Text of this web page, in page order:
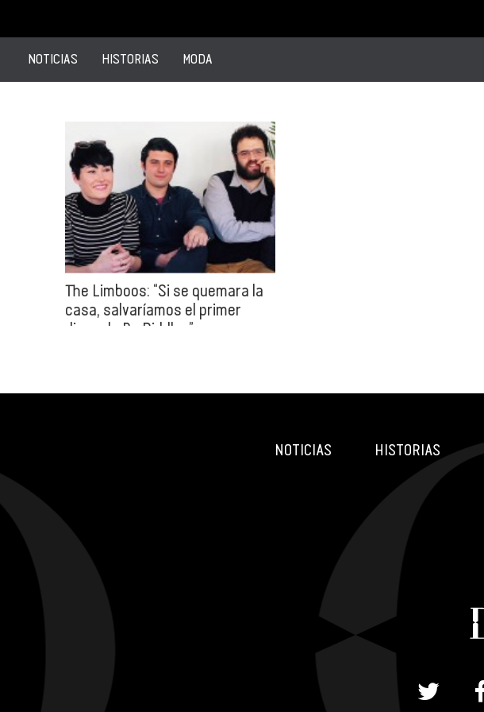
NOTICIAS HISTORIAS MODA
The Limboos: “Si se quemara la
casa, salvaríamos el primer
disco de Bo Diddley”
NOTICIAS HISTORIAS